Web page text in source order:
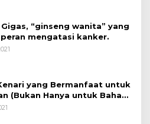
“ginseng wanita” yang
mengatasi kanker.
yang Bermanfaat untuk
(Bukan Hanya untuk Bahan